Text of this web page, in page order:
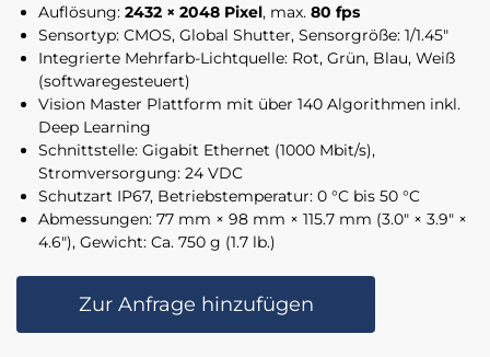
Auflösung: 2432 × 2048 Pixel, max. 80 fps
Sensortyp: CMOS, Global Shutter, Sensorgröße: 1/1.45″
Integrierte Mehrfarb-Lichtquelle: Rot, Grün, Blau, Weiß
(softwaregesteuert)
Vision Master Plattform mit über 140 Algorithmen inkl.
Deep Learning
Schnittstelle: Gigabit Ethernet (1000 Mbit/s),
Stromversorgung: 24 VDC
Schutzart IP67, Betriebstemperatur: 0 °C bis 50 °C
Abmessungen: 77 mm × 98 mm × 115.7 mm (3.0″ × 3.9″ ×
4.6″), Gewicht: Ca. 750 g (1.7 lb.)
Zur Anfrage hinzufügen